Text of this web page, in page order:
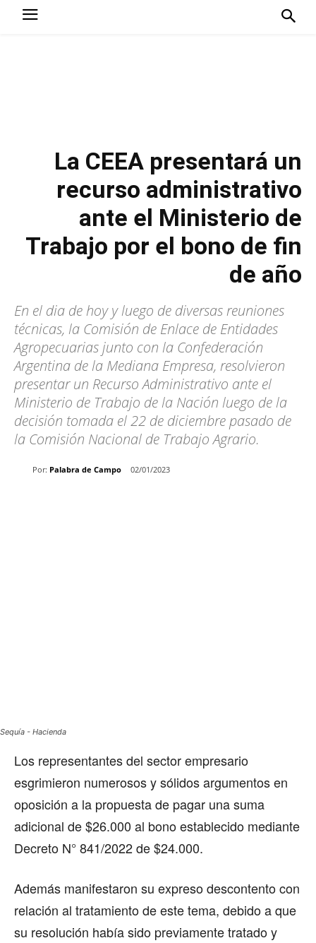
La CEEA presentará un
recurso administrativo
ante el Ministerio de
Trabajo por el bono de fin
de año
En el dia de hoy y luego de diversas reuniones
técnicas, la Comisión de Enlace de Entidades
Agropecuarias junto con la Confederación
Argentina de la Mediana Empresa, resolvieron
presentar un Recurso Administrativo ante el
Ministerio de Trabajo de la Nación luego de la
decisión tomada el 22 de diciembre pasado de
la Comisión Nacional de Trabajo Agrario.
Por: Palabra de Campo 02/01/2023
Sequía - Hacienda
Los representantes del sector empresario
esgrimieron numerosos y sólidos argumentos en
oposición a la propuesta de pagar una suma
adicional de $26.000 al bono establecido mediante
Decreto N° 841/2022 de $24.000.
Además manifestaron su expreso descontento con
relación al tratamiento de este tema, debido a que
su resolución había sido previamente tratado y